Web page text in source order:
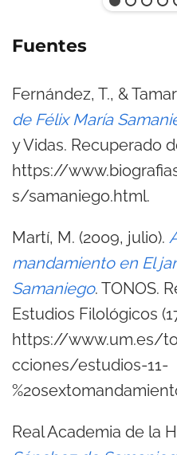
Fuentes
Fernández, T., &
de Félix María
y Vidas. Recuperado
https://
s/samaniego.html.
Martí, M. (2009, julio).
mandamiento en El
Samaniego. TONOS.
Estudios Filológicos
https://www.um.es/
cciones/estudios-11-
Real Academia de la